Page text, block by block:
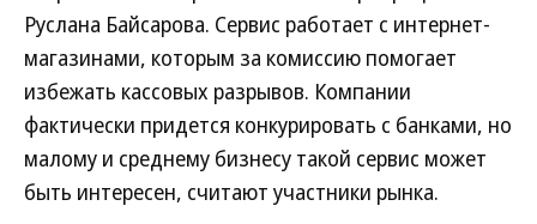
Руслана Байсарова. Сервис работает с интернет-
магазинами, которым за комиссию помогает
избежать кассовых разрывов. Компании
фактически придется конкурировать с банками, но
малому и среднему бизнесу такой сервис может
быть интересен, считают участники рынка.